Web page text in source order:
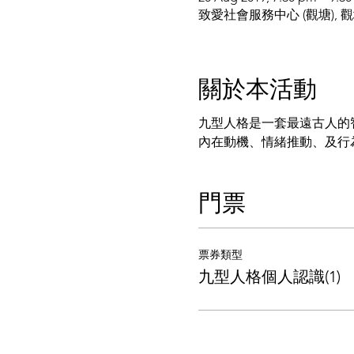
致愛社會服務中心 (觀塘),
關於本活動
九型人格是一套最遠古人
內在動機、情緒推動、及行
門票
票券類型
九型人格個人認識(1)